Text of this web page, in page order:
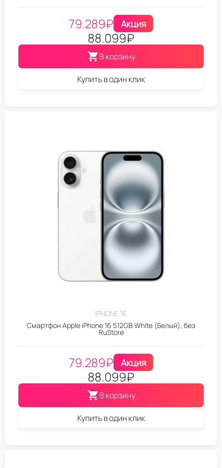
79.289₽ Акция
88.099₽
В корзину
Купить в один клик
IPHONE 16
Смартфон Apple iPhone 16 512GB White (Белый), без
RuStore
79.289₽ Акция
88.099₽
В корзину
Купить в один клик